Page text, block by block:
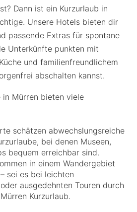
Dann ist ein Kurzurlaub in
Unsere Hotels bieten dir
passende Extras für spontane
Unterkünfte punkten mit
und familienfreundlichem
abschalten kannst.
in Mürren bieten viele
schätzen abwechslungsreiche
bei denen Museen,
bequem erreichbar sind.
in einem Wandergebiet
sei es bei leichten
ausgedehnten Touren durch
Kurzurlaub.